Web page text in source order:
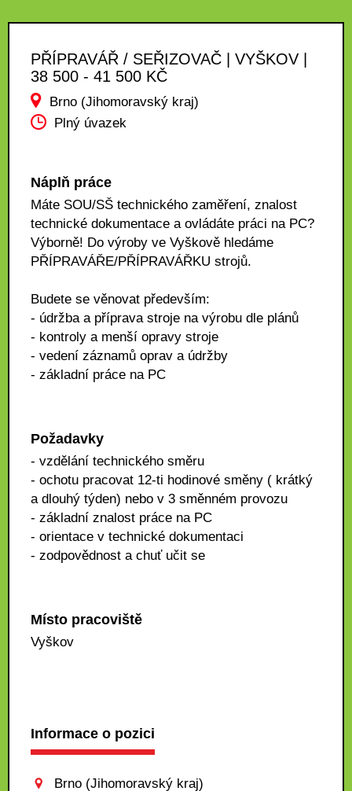
PŘÍPRAVÁŘ / SEŘIZOVAČ | VYŠKOV |
38 500 - 41 500 KČ
Brno (Jihomoravský kraj)
Plný úvazek
Náplň práce
Máte SOU/SŠ technického zaměření, znalost
technické dokumentace a ovládáte práci na PC?
Výborně! Do výroby ve Vyškově hledáme
PŘÍPRAVÁŘE/PŘÍPRAVÁŘKU strojů.
Budete se věnovat především:
- údržba a příprava stroje na výrobu dle plánů
- kontroly a menší opravy stroje
- vedení záznamů oprav a údržby
- základní práce na PC
Požadavky
- vzdělání technického směru
- ochotu pracovat 12-ti hodinové směny ( krátký
a dlouhý týden) nebo v 3 směnném provozu
- základní znalost práce na PC
- orientace v technické dokumentaci
- zodpovědnost a chuť učit se
Místo pracoviště
Vyškov
Informace o pozici
Brno (Jihomoravský kraj)